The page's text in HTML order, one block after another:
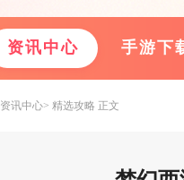
资讯中心 手游下
资讯中心 精选攻略 正文